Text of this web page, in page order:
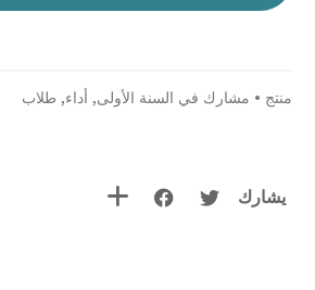
منتج • مشارك في السنة الأولى, أداء, طلاب
يشارك